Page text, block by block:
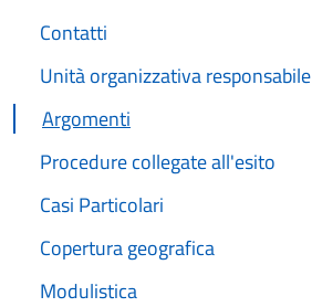
Contatti
Unità organizzativa responsabile
Argomenti
Procedure collegate all'esito
Casi Particolari
Copertura geografica
Modulistica